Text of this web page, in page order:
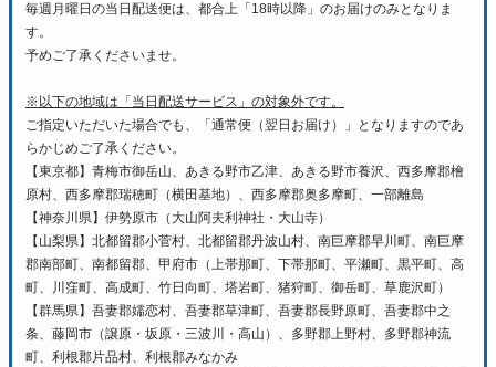
毎週月曜日の当日配送便は、都合上「18時以降」のお届けのみとなりま
す。
予めご了承くださいませ。
※以下の地域は「当日配送サービス」の対象外です。
ご指定いただいた場合でも、「通常便（翌日お届け）」となりますのであ
らかじめご了承ください。
【東京都】青梅市御岳山、あきる野市乙津、あきる野市養沢、西多摩郡檜
原村、西多摩郡瑞穂町（横田基地）、西多摩郡奥多摩町、一部離島
【神奈川県】伊勢原市（大山阿夫利神社・大山寺）
【山梨県】北都留郡小菅村、北都留郡丹波山村、南巨摩郡早川町、南巨摩
郡南部町、南都留郡、甲府市（上帯那町、下帯那町、平瀬町、黒平町、高
町、川窪町、高成町、竹日向町、塔岩町、猪狩町、御岳町、草鹿沢町）
【群馬県】吾妻郡嬬恋村、吾妻郡草津町、吾妻郡長野原町、吾妻郡中之
条、藤岡市（譲原・坂原・三波川・高山）、多野郡上野村、多野郡神流
町、利根郡片品村、利根郡みなかみ